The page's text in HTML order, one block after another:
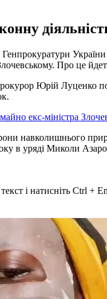
Про це
Юрій Луценко
екс-міністра
навколишнього
в уряді Миколи
і натисніть Ctrl +